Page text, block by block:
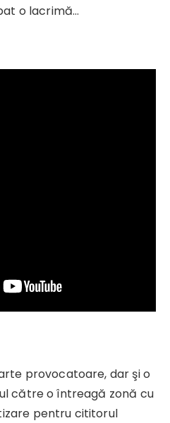
o lacrimă…
provocatoare, dar şi o
către o întreagă zonă cu
pentru cititorul